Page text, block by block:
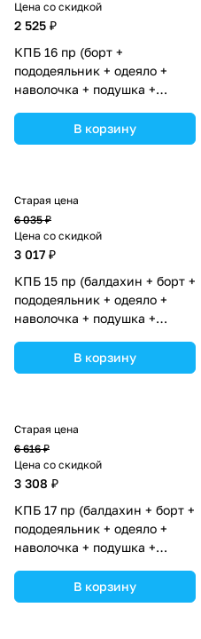
Цена со скидкой
2 525 ₽
КПБ 16 пр (борт +
пододеяльник + одеяло +
наволочка + подушка +
(№1181-0-1бб_02) цвета в
ассортименте.
В корзину
Старая цена
6 035 ₽
Цена со скидкой
3 017 ₽
КПБ 15 пр (балдахин + борт +
пододеяльник + одеяло +
наволочка + подушка +
1_08) цвета в ассортименте.
В корзину
Старая цена
6 616 ₽
Цена со скидкой
3 308 ₽
КПБ 17 пр (балдахин + борт +
пододеяльник + одеяло +
наволочка + подушка +
(№1178-0-1_06) цвета в
ассортименте.
В корзину